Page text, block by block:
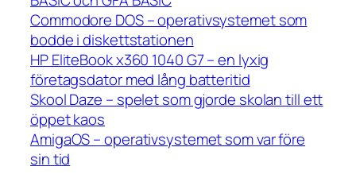
Commodore DOS – operativsystemet som
bodde i diskettstationen
HP EliteBook x360 1040 G7 – en lyxig
företagsdator med lång batteritid
Skool Daze – spelet som gjorde skolan till ett
öppet kaos
AmigaOS – operativsystemet som var före
sin tid